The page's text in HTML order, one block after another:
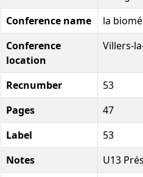
Conference name
la
Conference
location
Villers-
Recnumber
53
Pages
47
Label
53
Notes
U13